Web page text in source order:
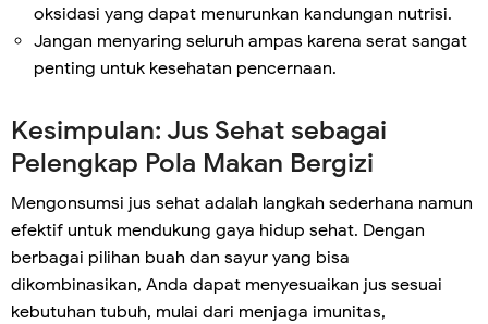
oksidasi yang dapat menurunkan kandungan nutrisi.
Jangan menyaring seluruh ampas karena serat sangat
penting untuk kesehatan pencernaan.
Kesimpulan: Jus Sehat sebagai
Pelengkap Pola Makan Bergizi
Mengonsumsi jus sehat adalah langkah sederhana namun
efektif untuk mendukung gaya hidup sehat. Dengan
berbagai pilihan buah dan sayur yang bisa
dikombinasikan, Anda dapat menyesuaikan jus sesuai
kebutuhan tubuh, mulai dari menjaga imunitas,